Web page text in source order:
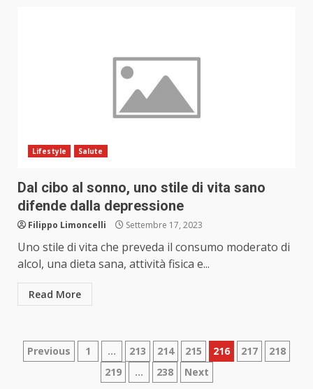
Lifestyle Salute
Dal cibo al sonno, uno stile di vita sano
difende dalla depressione
Filippo Limoncelli Settembre 17, 2023
Uno stile di vita che preveda il consumo moderato di
alcol, una dieta sana, attività fisica e...
Read More
Paginazione
Previous 1 … 213 214 215 216 217
218
219
… 238 Next